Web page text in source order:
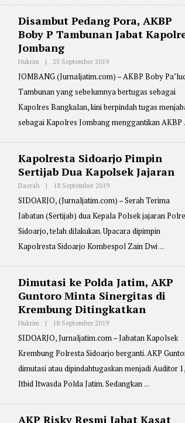
E
:
M
A
O
O
Disambut Pedang Pora, AKBP
Boby P Tambunan Jabat
Jombang
Hukrim | 25 September 2019O
E
R
P
O
R
E
:
Z
A
I
U
A
I
I
JOMBANG (Jurnaljatim.com) – AKBP Boby
Tambunan yang sebelumnya bertugas sebagai
Kapolres Bangkalan, kini berpindah tugas
sebagai Kapolres Jombang menggantikan AKBP
Kapolresta Sidoarjo Pimpin
Sertijab Dua Kapolsek Jajaran
Daerah | 18 September 2019O
E
R
P
O
R
E
:
D
E
N
A
N
SIDOARJO, (Jurnaljatim.com) – Serah Terima
Jabatan (Sertijab) dua Kepala Polsek jajaran
Sidoarjo, telah dilakukan. Upacara dipimpin
Kapolresta Sidoarjo Kombespol Zain Dwi
Dimutasi ke Polda Jatim, AKP
Guntoro Minta Sinergitas di
Krembung Ditingkatkan
Hukrim | 18 September 2019O
E
R
E
P
O
R
E
SIDOARJO, Jurnaljatim.com – Jabatan Kapolsek
Krembung Polresta Sidoarjo berganti. AKP
dimutasi atau dipindahtugaskan menjadi Auditor 1,
Itbid Itwasda Polda Jatim. Sedangkan
AKP Risky Resmi Jabat Kasat